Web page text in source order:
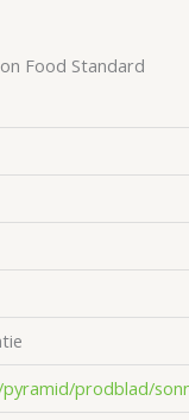
Food Standard
prodblad/